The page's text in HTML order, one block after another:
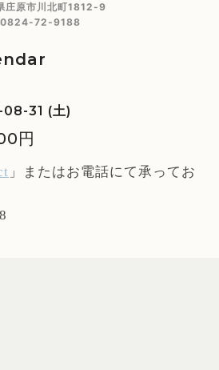
庄原市川北町1812-9
0824-72-9188
31 (土)
円
」
またはお電話にて承ってお